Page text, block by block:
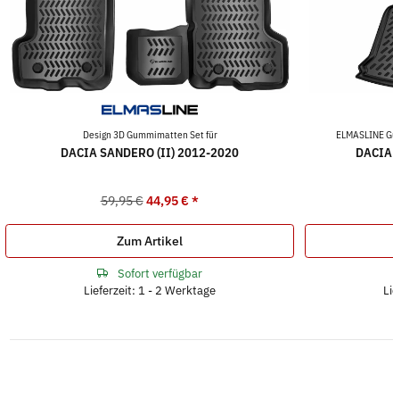
Design 3D Gummimatten Set für
DACIA SANDERO (II) 2012-2020
59,95 € 44,95 €*
Zum Artikel
Sofort verfügbar
Lieferzeit: 1 - 2 Werktage
ELMASLINE